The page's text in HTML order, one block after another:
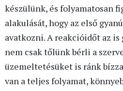
készülünk, és folyamatosan
alakulását, hogy az első
avatkozni. A reakcióidőt az is
nem csak tőlünk bérli a
üzemeltetésüket is ránk
van a teljes folyamat,